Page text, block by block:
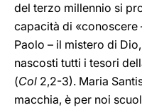
del terzo millennio si
capacità di «conoscere
Paolo – il mistero di
nascosti tutti i tesori
(Col 2,2-3). Maria
macchia, è per noi